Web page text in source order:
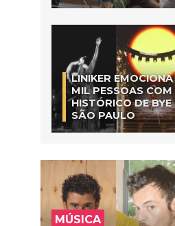
LINIKER
MIL PESSOAS
HISTÓRICO DE BYE
SÃO PAULO
MÚSICA